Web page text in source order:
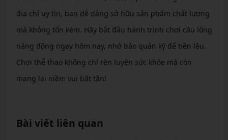
địa chỉ uy tín, bạn dễ dàng sở hữu sản phẩm chất lượng
mà không tốn kém. Hãy bắt đầu hành trình chơi cầu lông
năng động ngay hôm nay, nhớ bảo quản kỹ để bền lâu.
Chơi thể thao không chỉ rèn luyện sức khỏe mà còn
mang lại niềm vui bất tận!
Bài viết liên quan